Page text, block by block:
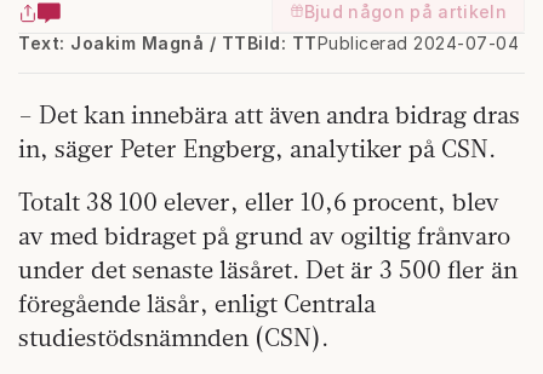
Bjud någon på artikeln
Text: Joakim Magnå / TT
Publicerad 2024-07-04
Bild: TT
– Det kan innebära att även andra bidrag dras
in, säger Peter Engberg, analytiker på CSN.
Totalt 38 100 elever, eller 10,6 procent, blev
av med bidraget på grund av ogiltig frånvaro
under det senaste läsåret. Det är 3 500 fler än
föregående läsår, enligt Centrala
studiestödsnämnden (CSN).